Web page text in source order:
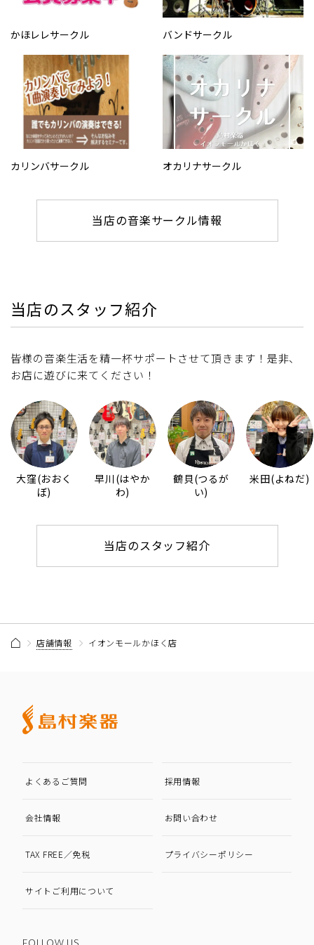
かほレレサークル バンドサークル
カリンバサークル オカリナサークル
当店の音楽サークル情報
当店のスタッフ紹介
皆様の音楽生活を精一杯サポートさせて頂きます！是非、
お店に遊びに来てください！
大窪(おおく
ぼ)
早川(はやか
わ)
鶴貝(つるが
い)
米田(よねだ)
当店のスタッフ紹介
店舗情報 イオンモールかほく店
よくあるご質問 採用情報
会社情報 お問い合わせ
TAX FREE／免税 プライバシーポリシー
サイトご利用について
FOLLOW US